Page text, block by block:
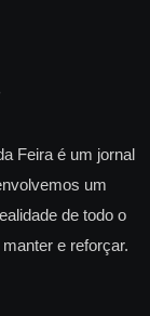
Feira é um jornal
um
de todo o
e reforçar.